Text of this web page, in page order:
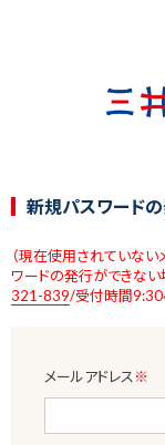
新規パスワード
（現在使用されていない
ワードの発行ができない
321-839/受付時間
メールアドレス ※